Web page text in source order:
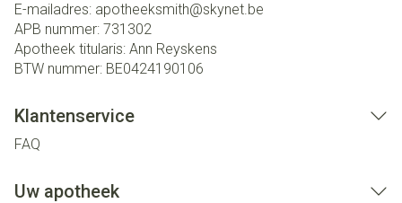
E-mailadres: apotheeksmith@skynet.be
APB nummer: 731302
Apotheek titularis: Ann Reyskens
BTW nummer: BE0424190106
Klantenservice
FAQ
Uw apotheek